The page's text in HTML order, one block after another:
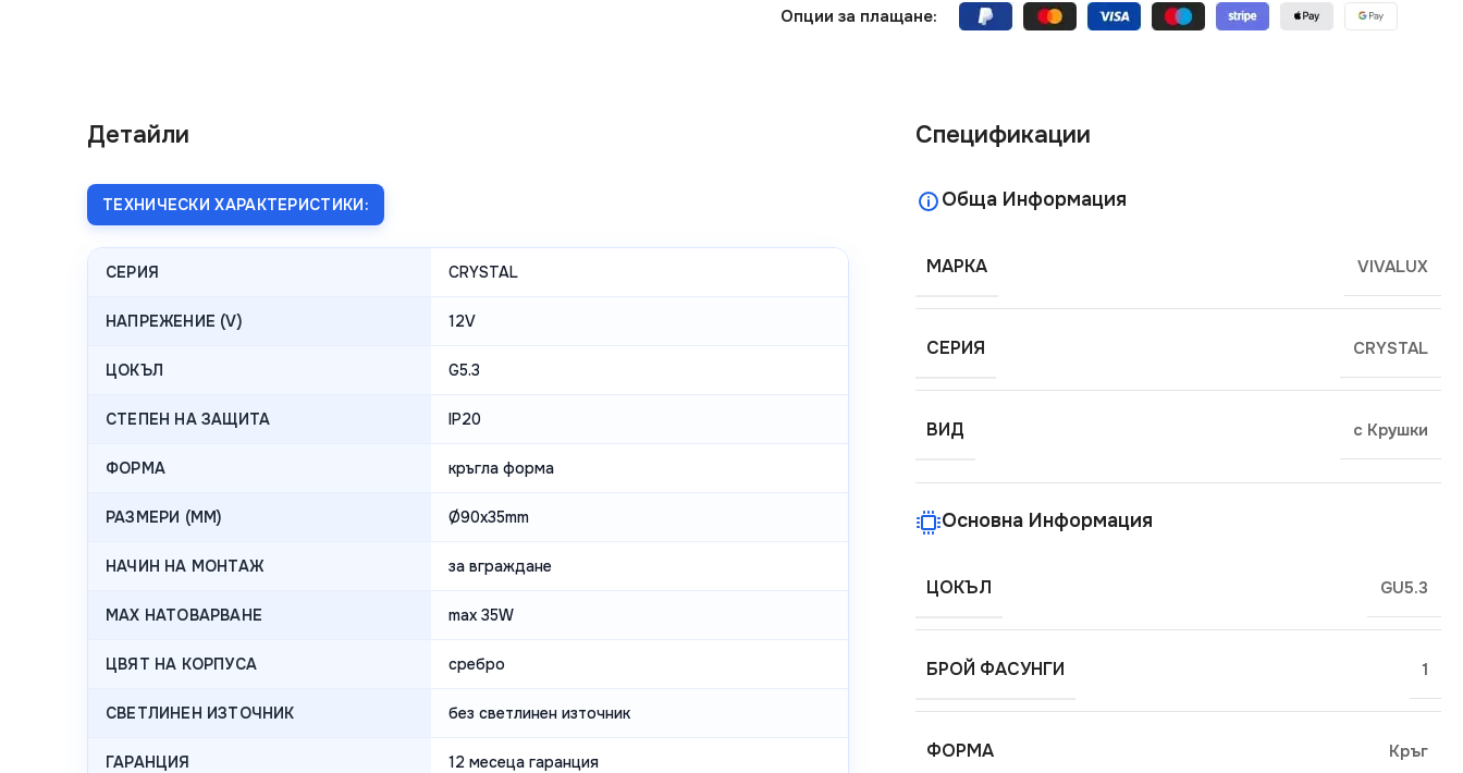
Опции за плащане:
Детайли
ТЕХНИЧЕСКИ ХАРАКТЕРИСТИКИ:
СЕРИЯ CRYSTAL
НАПРЕЖЕНИЕ (V) 12V
ЦОКЪЛ G5.3
СТЕПЕН НА ЗАЩИТА IP20
ФОРМА кръгла форма
РАЗМЕРИ (MM) Ø90x35mm
НАЧИН НА МОНТАЖ за вграждане
MAX НАТОВАРВАНЕ max 35W
ЦВЯТ НА КОРПУСА сребро
СВЕТЛИНЕН ИЗТОЧНИК без светлинен източник
ГАРАНЦИЯ 12 месеца гаранция
Спецификации
Обща Информация
МАРКА VIVALUX
СЕРИЯ CRYSTAL
ВИД с Крушки
Основна Информация
ЦОКЪЛ GU5.3
БРОЙ ФАСУНГИ 1
ФОРМА Кръг